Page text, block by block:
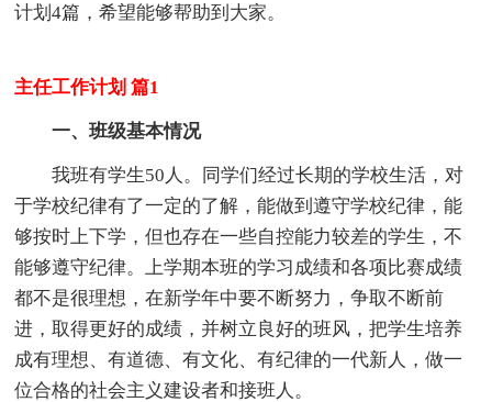
计划4篇，希望能够帮助到大家。
主任工作计划 篇1
一、班级基本情况
我班有学生50人。同学们经过长期的学校生活，对
于学校纪律有了一定的了解，能做到遵守学校纪律，能
够按时上下学，但也存在一些自控能力较差的学生，不
能够遵守纪律。上学期本班的学习成绩和各项比赛成绩
都不是很理想，在新学年中要不断努力，争取不断前
进，取得更好的成绩，并树立良好的班风，把学生培养
成有理想、有道德、有文化、有纪律的一代新人，做一
位合格的社会主义建设者和接班人。